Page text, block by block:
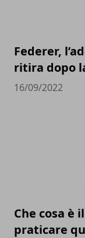
Federer,
ritira dopo
16/09/2022
Che cosa è
praticare